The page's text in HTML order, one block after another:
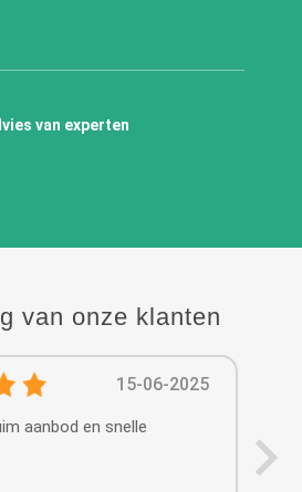
van experten
van onze klanten
15-06-2025
aanbod en snelle